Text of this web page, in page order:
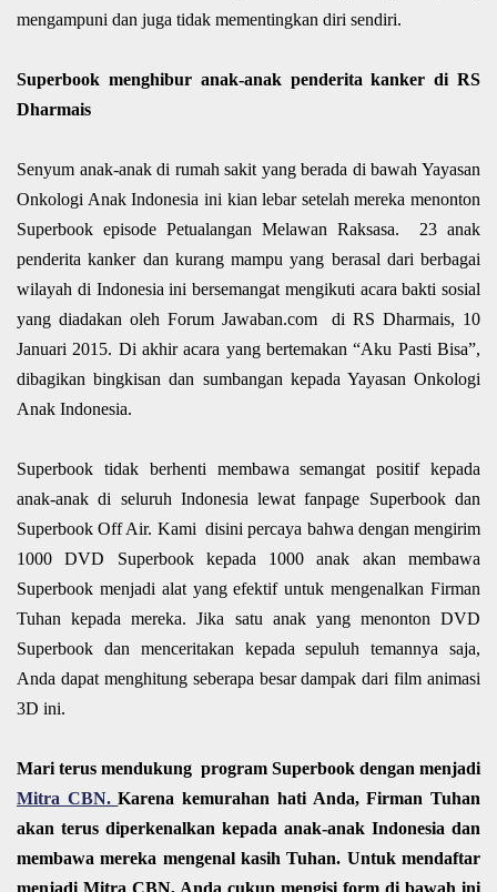
mengampuni dan juga tidak mementingkan diri sendiri.
Superbook menghibur anak-anak penderita kanker di RS
Dharmais
Senyum anak-anak di rumah sakit yang berada di bawah Yayasan
Onkologi Anak Indonesia ini kian lebar setelah mereka menonton
Superbook episode Petualangan Melawan Raksasa. 23 anak
penderita kanker dan kurang mampu yang berasal dari berbagai
wilayah di Indonesia ini bersemangat mengikuti acara bakti sosial
yang diadakan oleh Forum Jawaban.com di RS Dharmais, 10
Januari 2015. Di akhir acara yang bertemakan “Aku Pasti Bisa”,
dibagikan bingkisan dan sumbangan kepada Yayasan Onkologi
Anak Indonesia.
Superbook tidak berhenti membawa semangat positif kepada
anak-anak di seluruh Indonesia lewat fanpage Superbook dan
Superbook Off Air. Kami disini percaya bahwa dengan mengirim
1000 DVD Superbook kepada 1000 anak akan membawa
Superbook menjadi alat yang efektif untuk mengenalkan Firman
Tuhan kepada mereka. Jika satu anak yang menonton DVD
Superbook dan menceritakan kepada sepuluh temannya saja,
Anda dapat menghitung seberapa besar dampak dari film animasi
3D ini.
Mari terus mendukung program Superbook dengan menjadi
Mitra CBN.Karena kemurahan hati Anda, Firman Tuhan
akan terus diperkenalkan kepada anak-anak Indonesia dan
membawa mereka mengenal kasih Tuhan. Untuk mendaftar
menjadi Mitra CBN, Anda cukup mengisi form di bawah ini